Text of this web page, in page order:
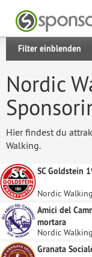
Filter einblenden
Nordic
Hier findest du
Walking.
SC Goldstein
Nordic Walking
Amici del
mortara
Nordic Walking
Granata